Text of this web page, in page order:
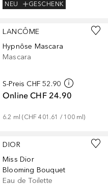
NEU
GESCHENK
LANCÔME
Hypnôse Mascara
Mascara
S-Preis CHF 52.90
Online CHF 24.90
6.2 ml (CHF 401.61 / 100 ml)
DIOR
Miss Dior
Blooming Bouquet
Eau de Toilette